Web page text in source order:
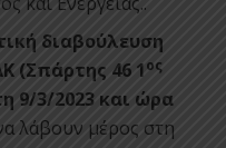
διαβούλευση
(Σπάρτης 46 1ος
9/3/2023 και ώρα
λάβουν μέρος στη